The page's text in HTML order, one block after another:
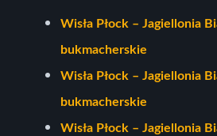
Wisła Płock – Jagiellonia
bukmacherskie
Wisła Płock – Jagiellonia
bukmacherskie
Wisła Płock – Jagiellonia